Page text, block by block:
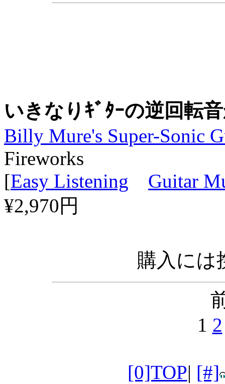
いきなりｷﾞﾀｰの逆回転
Billy Mure's Super-Sonic
Fireworks
[Easy Listening
Guitar
¥2,970円
購入には
1 2
[0]TOP| [#]